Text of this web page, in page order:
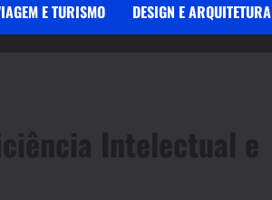
E TURISMO DESIGN E ARQUITETURA
Intelectual e